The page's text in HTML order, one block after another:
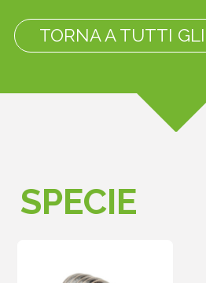
TORNA A TUTTI
SPECIE